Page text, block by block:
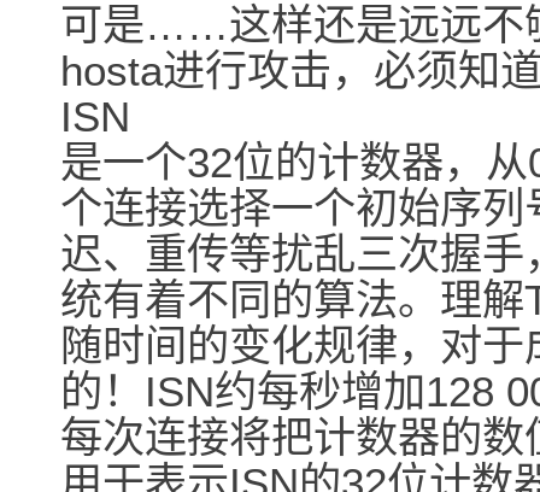
可是……这样还是远远
hosta进行攻击，必须知
ISN
是一个32位的计数器，
个连接选择一个初始序
迟、重传等扰乱三次握
统有着不同的算法。理
随时间的变化规律，对
的！ISN约每秒增加128
每次连接将把计数器的